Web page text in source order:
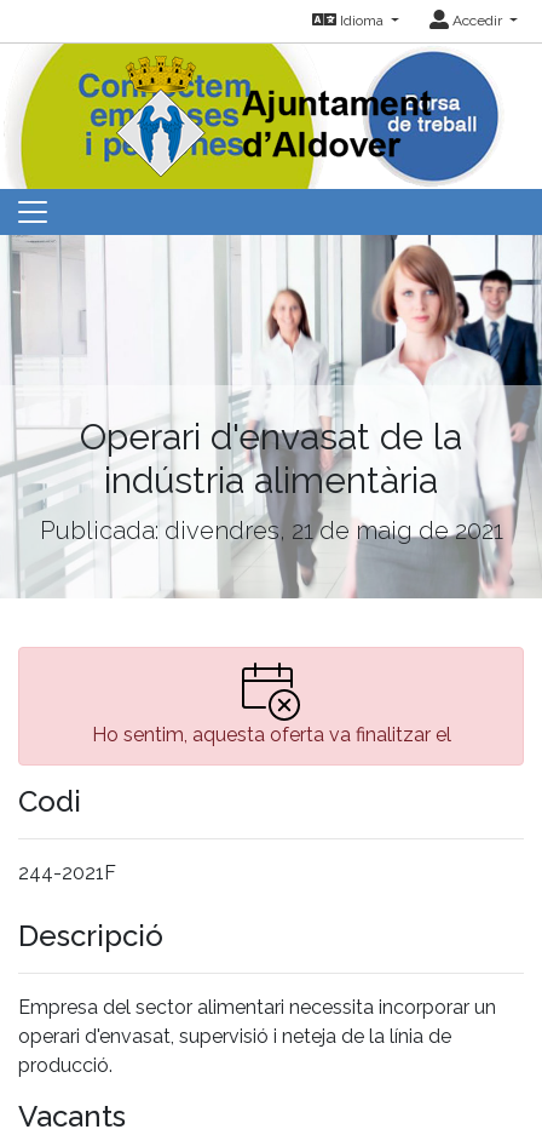
Idioma Accedir
Operari d'envasat de la
indústria alimentària
Publicada: divendres, 21 de maig de 2021
Ho sentim, aquesta oferta va finalitzar el
Codi
244-2021F
Descripció
Empresa del sector alimentari necessita incorporar un
operari d'envasat, supervisió i neteja de la línia de
producció.
Vacants